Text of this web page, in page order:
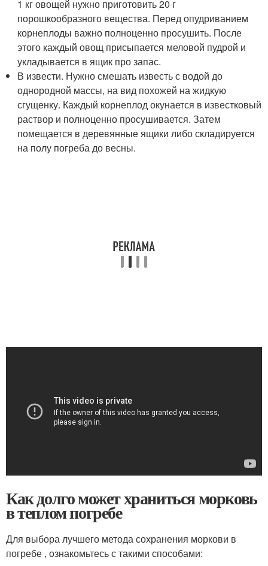
1 кг овощей нужно приготовить 20 г
порошкообразного вещества. Перед опудриванием
корнеплоды важно полноценно просушить. После
этого каждый овощ присыпается меловой пудрой и
укладывается в ящик про запас.
В извести. Нужно смешать известь с водой до
однородной массы, на вид похожей на жидкую
сгущенку. Каждый корнеплод окунается в известковый
раствор и полноценно просушивается. Затем
помещается в деревянные ящики либо складируется
на полу погреба до весны.
Как долго может храниться морковь
в теплом погребе
Для выбора лучшего метода сохранения моркови в
погребе , ознакомьтесь с такими способами: